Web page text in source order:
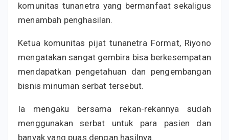
komunitas tunanetra yang bermanfaat sekaligus
menambah penghasilan.
Ketua komunitas pijat tunanetra Format, Riyono
mengatakan sangat gembira bisa berkesempatan
mendapatkan pengetahuan dan pengembangan
bisnis minuman serbat tersebut.
Ia mengaku bersama rekan-rekannya sudah
menggunakan serbat untuk para pasien dan
banyak yang puas dengan hasilnya.